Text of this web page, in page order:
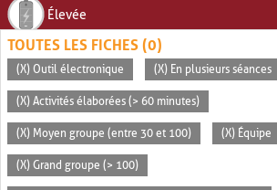
Élevée
TOUTES LES FICHES (0)
(X) Outil électronique (X) En plusieurs séances
(X) Activités élaborées (> 60 minutes)
(X) Moyen groupe (entre 30 et 100) (X) Équipe
(X) Grand groupe (> 100)